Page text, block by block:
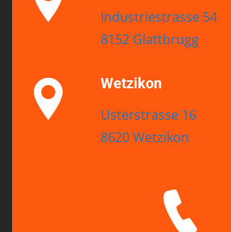
Industriestrasse 54
8152 Glattbrugg
Wetzikon
Usterstrasse 16
8620 Wetzikon